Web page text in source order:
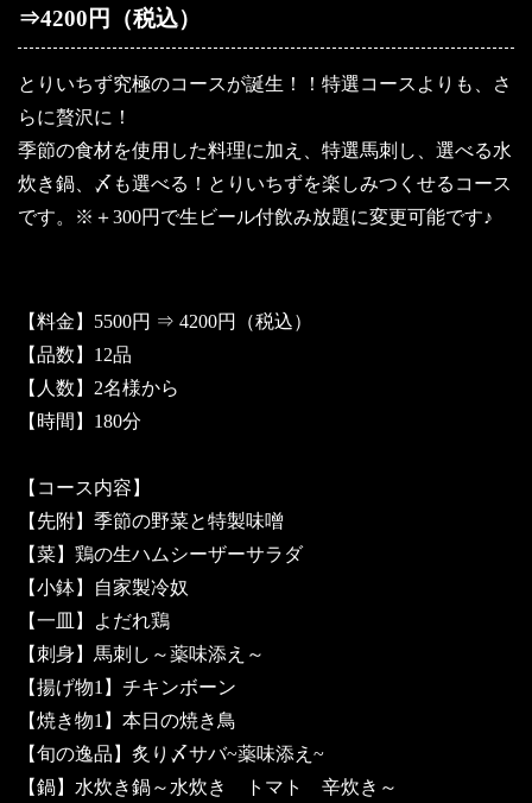
⇒4200円（税込）
とりいちず究極のコースが誕生！！特選コースよりも、さ
らに贅沢に！
季節の食材を使用した料理に加え、特選馬刺し、選べる水
炊き鍋、〆も選べる！とりいちずを楽しみつくせるコース
です。※＋300円で生ビール付飲み放題に変更可能です♪
【料金】5500円 ⇒ 4200円（税込）
【品数】12品
【人数】2名様から
【時間】180分
【コース内容】
【先附】季節の野菜と特製味噌
【菜】鶏の生ハムシーザーサラダ
【小鉢】自家製冷奴
【一皿】よだれ鶏
【刺身】馬刺し～薬味添え～
【揚げ物1】チキンボーン
【焼き物1】本日の焼き鳥
【旬の逸品】炙り〆サバ~薬味添え~
【鍋】水炊き鍋～水炊き トマト 辛炊き～